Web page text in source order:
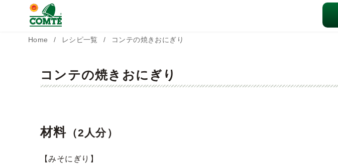
Home レシピ一覧 コンテの焼きおにぎり
コンテの焼きおにぎり
材料 （2人分）
【みそにぎり】